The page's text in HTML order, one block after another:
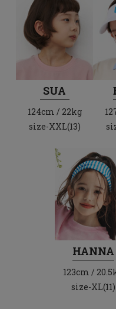
SUA
124cm / 22kg
size-XXL(13)
HANNA
123cm /
size-XL(11)